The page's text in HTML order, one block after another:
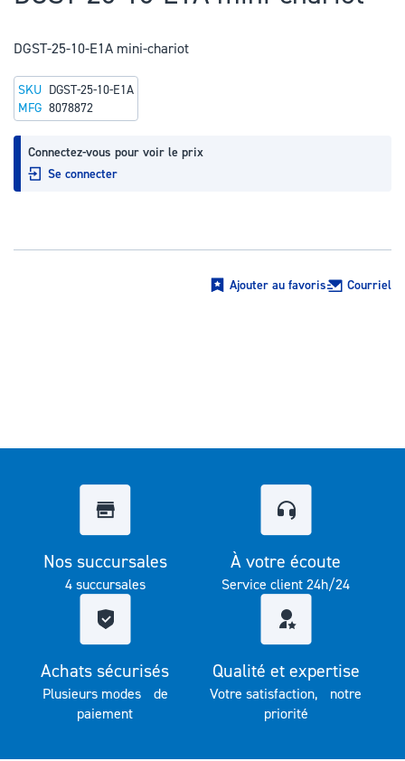
de
la
Galerie
d’images
DGST-25-10-E1A mini-chariot
Connectez-vous pour voir le prix
Se connecter
SKU DGST-25-10-E1A
MFG 8078872
Ajouter au favoris Courriel
Nos succursales
4 succursales
À votre écoute
Service client 24h/24
Achats sécurisés
Plusieurs modes de
paiement
Qualité et expertise
Votre satisfaction, notre
priorité